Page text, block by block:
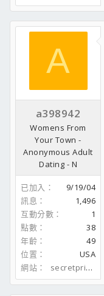
A
a398942
Womens From
Your Town -
Anonymous Adult
Dating - N
已加入
9/19/04
訊息
1,496
互動分數
1
點數
38
年齡
49
位置
USA
網站
secretprivat.com